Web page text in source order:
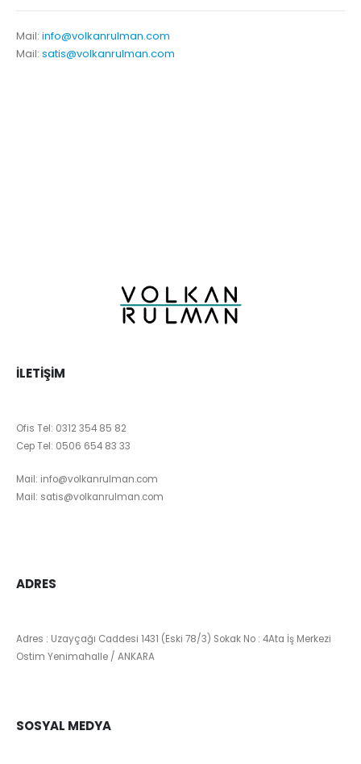
Mail: info@volkanrulman.com
Mail: satis@volkanrulman.com
İLETIŞIM
Ofis Tel: 0312 354 85 82
Cep Tel: 0506 654 83 33
Mail: info@volkanrulman.com
Mail: satis@volkanrulman.com
ADRES
Adres : Uzayçağı Caddesi 1431 (Eski 78/3) Sokak No : 4Ata İş Merkezi
Ostim Yenimahalle / ANKARA
SOSYAL MEDYA